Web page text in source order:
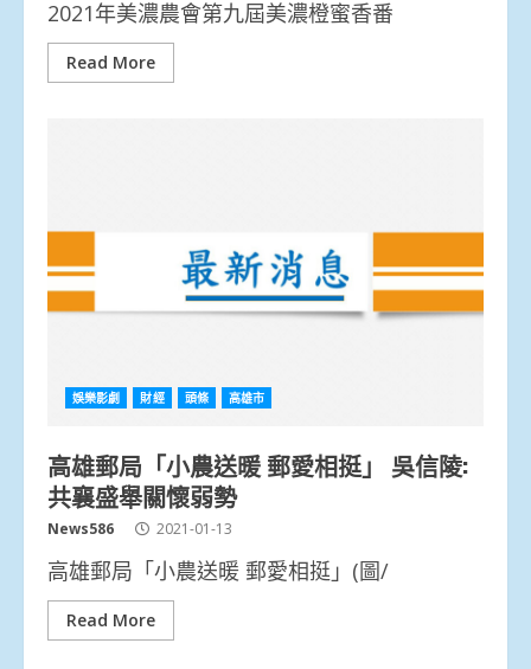
2021年美濃農會第九屆美濃橙蜜香番
Read More
娛樂影劇 財經 頭條 高雄市
高雄郵局「小農送暖 郵愛相挺」 吳信陵:
共襄盛舉關懷弱勢
News586 2021-01-13
高雄郵局「小農送暖 郵愛相挺」(圖/
Read More